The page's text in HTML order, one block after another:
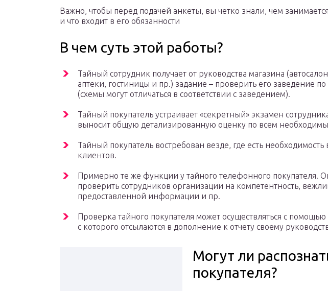
Важно, чтобы перед подачей анкеты, вы четко знали, чем
и что входит в его обязанности
В чем суть этой работы?
Тайный сотрудник получает от руководства магазина
аптеки, гостиницы и пр.) задание – проверить его заведение
(схемы могут отличаться в соответствии с заведением).
Тайный покупатель устраивает «секретный» экзамен
выносит общую детализированную оценку по всем
Тайный покупатель востребован везде, где есть
клиентов.
Примерно те же функции у тайного телефонного покупателя.
проверить сотрудников организации на компетентность,
предоставленной информации и пр.
Проверка тайного покупателя может осуществляться с
с которого отсылаются в дополнение к отчету своему
Могут ли
покупателя?